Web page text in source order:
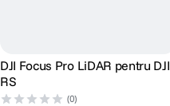
DJI Focus Pro LiDAR pentru DJI
RS
(0)